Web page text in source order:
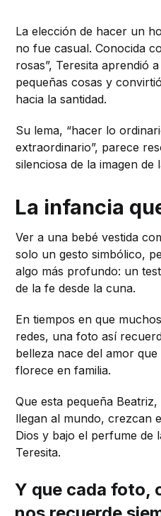
La elección de hacer un
no fue casual. Conocida
rosas”, Teresita aprendió
pequeñas cosas y
hacia la santidad.
Su lema, “hacer lo
extraordinario”, parece
silenciosa de la imagen de
La infancia
Ver a una bebé vestida
solo un gesto simbólico,
algo más profundo: un
de la fe desde la cuna.
En tiempos en que
redes, una foto así
belleza nace del amor
florece en familia.
Que esta pequeña
llegan al mundo, crezcan
Dios y bajo el perfume de
Teresita.
Y que cada foto,